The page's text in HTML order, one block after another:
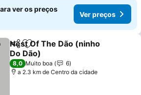
ver os preços
Ver preços
PartilharAdicionar aos favoritos
Nest Of The Dão (ninho
Do Dão)
8,0 Muito boa
6
a 2.3 km de Centro da cidade